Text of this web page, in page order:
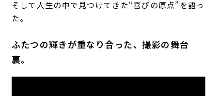
そして人生の中で見つけてきた“喜びの原点”を語っ
た。
ふたつの輝きが重なり合った、撮影の舞台
裏。